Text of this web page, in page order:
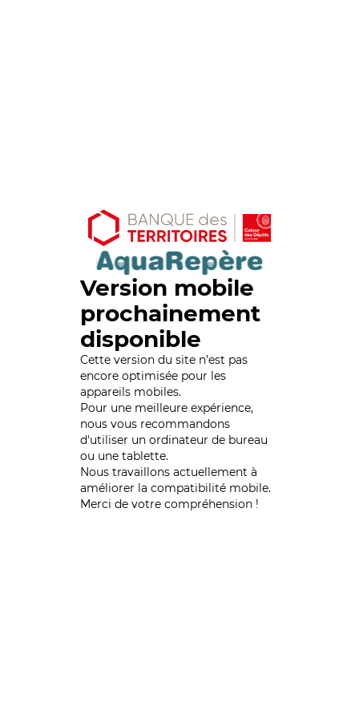
Version mobile
prochainement
disponible
Cette version du site n’est pas
encore optimisée pour les
appareils mobiles.
Pour une meilleure expérience,
nous vous recommandons
d'utiliser un ordinateur de bureau
ou une tablette.
Nous travaillons actuellement à
améliorer la compatibilité mobile.
Merci de votre compréhension !